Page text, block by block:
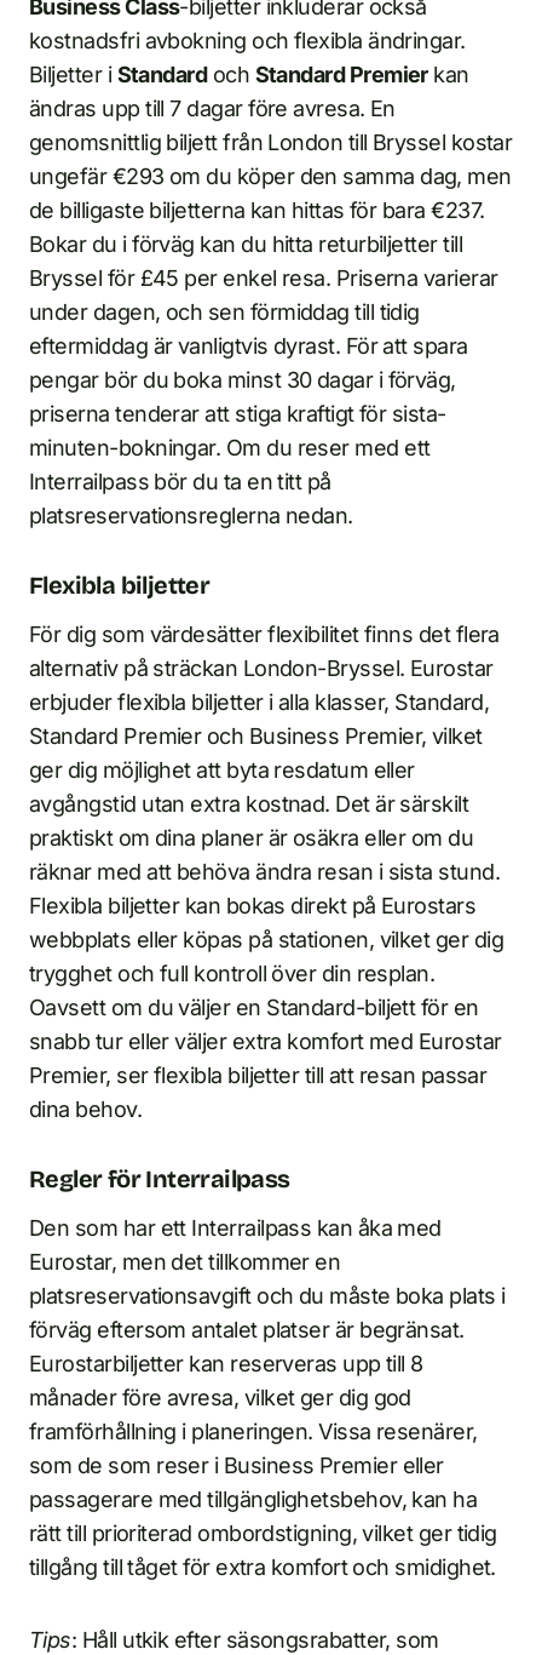
Business Class-biljetter inkluderar också
kostnadsfri avbokning och flexibla ändringar.
Biljetter iStandardoch Standard Premierkan
ändras upp till 7 dagar före avresa. En
genomsnittlig biljett från London till Bryssel kostar
ungefär €293 om du köper den samma dag, men
de billigaste biljetterna kan hittas för bara €237.
Bokar du i förväg kan du hitta returbiljetter till
Bryssel för £45 per enkel resa. Priserna varierar
under dagen, och sen förmiddag till tidig
eftermiddag är vanligtvis dyrast. För att spara
pengar bör du boka minst 30 dagar i förväg,
priserna tenderar att stiga kraftigt för sista-
minuten-bokningar. Om du reser med ett
Interrailpass bör du ta en titt på
platsreservationsreglerna nedan.
Flexibla biljetter
För dig som värdesätter flexibilitet finns det flera
alternativ på sträckan London-Bryssel. Eurostar
erbjuder flexibla biljetter i alla klasser, Standard,
Standard Premier och Business Premier, vilket
ger dig möjlighet att byta resdatum eller
avgångstid utan extra kostnad. Det är särskilt
praktiskt om dina planer är osäkra eller om du
räknar med att behöva ändra resan i sista stund.
Flexibla biljetter kan bokas direkt på Eurostars
webbplats eller köpas på stationen, vilket ger dig
trygghet och full kontroll över din resplan.
Oavsett om du väljer en Standard-biljett för en
snabb tur eller väljer extra komfort med Eurostar
Premier, ser flexibla biljetter till att resan passar
dina behov.
Regler för Interrailpass
Den som har ett Interrailpass kan åka med
Eurostar, men det tillkommer en
platsreservationsavgift och du måste boka plats i
förväg eftersom antalet platser är begränsat.
Eurostarbiljetter kan reserveras upp till 8
månader före avresa, vilket ger dig god
framförhållning i planeringen. Vissa resenärer,
som de som reser i Business Premier eller
passagerare med tillgänglighetsbehov, kan ha
rätt till prioriterad ombordstigning, vilket ger tidig
tillgång till tåget för extra komfort och smidighet.
Tips: Håll utkik efter säsongsrabatter, som